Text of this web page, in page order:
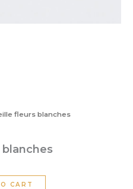
fleurs blanches
CART